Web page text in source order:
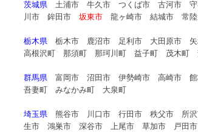
茨城県 土浦市 牛久市 つくば市 古河市
川市 鉾田市坂東市 龍ヶ崎市 結城市 常
栃木県
栃木市 鹿沼市 足利市 大田原市
高根沢町 那須町 那珂川町 益子町 茂木町
群馬県 富岡市 沼田市 伊勢崎市 高崎市
吾妻町 みなかみ町 大泉町
埼玉県 熊谷市 川口市 行田市 秩父市 所
生市 鴻巣市 深谷市 上尾市 草加市 戸田